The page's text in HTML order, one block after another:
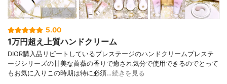
5.00
1万円超え上質ハンドクリーム
DIOR購入品リピートしているプレステージのハンドクリームプレステ
ージシリーズの甘美な薔薇の香りで癒され気分で使用できるのでとって
もお気に入りこの時期は特に必須…続きを見る